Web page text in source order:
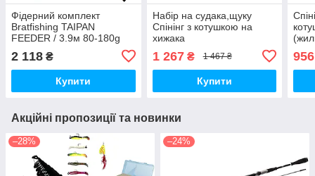
Фідерний комплект
Bratfishing TAIPAN
FEEDER / 3.9м 80-180g
2 118 ₴
Купити
Набір на судака,щуку
Спінінг з котушкою на
хижака
1 267₴ 1 467 ₴
Купити
956
Акційні пропозиції та новинки
–28% –24%